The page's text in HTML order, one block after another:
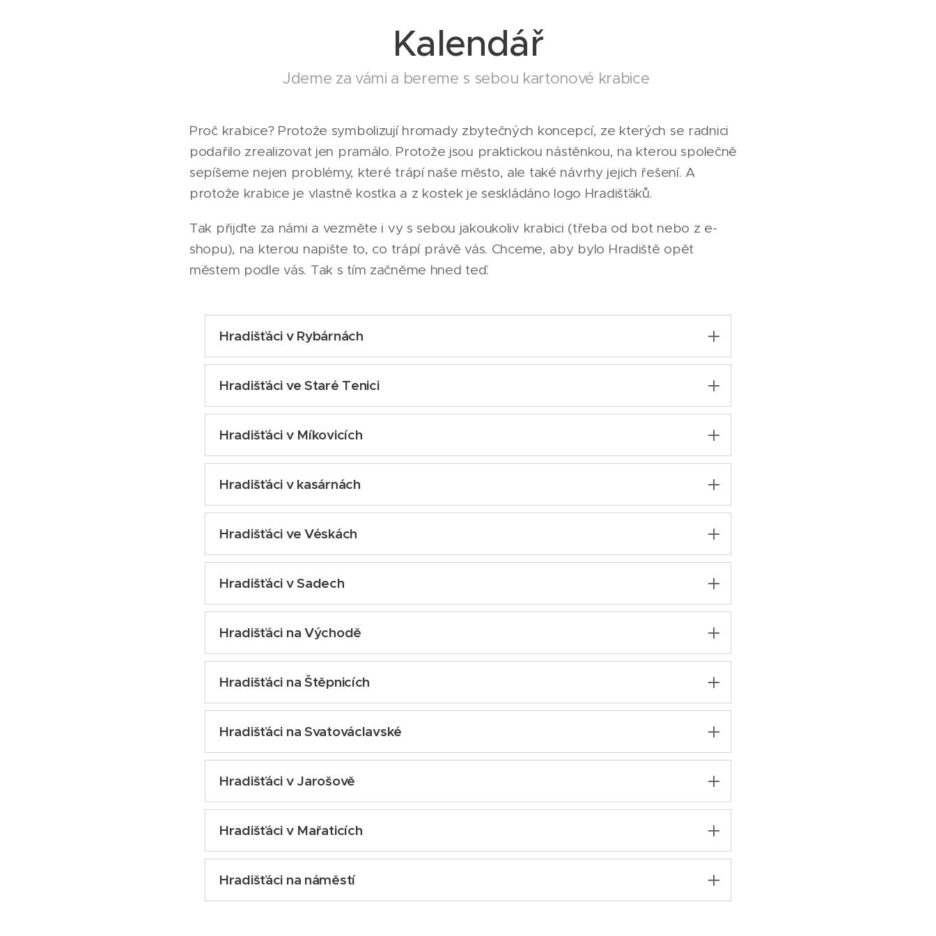
Kalendář
Jdeme za vámi a bereme s sebou kartonové krabice
Proč krabice? Protože symbolizují hromady zbytečných koncepcí, ze kterých se radnici
podařilo zrealizovat jen pramálo. Protože jsou praktickou nástěnkou, na kterou společně
sepíšeme nejen problémy, které trápí naše město, ale také návrhy jejich řešení. A
protože krabice je vlastně kostka a z kostek je seskládáno logo Hradišťáků.
Tak přijďte za námi a vezměte i vy s sebou jakoukoliv krabici (třeba od bot nebo z e-
shopu), na kterou napište to, co trápí právě vás. Chceme, aby bylo Hradiště opět
městem podle vás. Tak s tím začněme hned teď.
Hradišťáci v Rybárnách
úterý 30. srpna 2022 od 15 do 17 hodin
Hradišťáci ve Staré Tenici
středa 30. srpna 2022 od 15 do 17 hod.
Hradišťáci v Míkovicích
čtvrtek 1. září 2022 od 15 do 17 hod.
Hradišťáci v kasárnách
úterý 6. září 2022 od 15 do 17 hod.
Hradišťáci ve Véskách
středa 7. září 2022 od 15 do 17 hod.
Hradišťáci v Sadech
úterý 13. září 2022 od 15 do 17 hod.
Hradišťáci na Východě
středa 14. září 2022 od 15 do 17 hod.
Hradišťáci na Štěpnicích
čtvrtek 15 září 2022 od 15 do 17 hod.
Hradišťáci na Svatováclavské
pondělí 19. září 2022 od 15 do 17 hod.
Hradišťáci v Jarošově
úterý 20. září 2022 od 15 do 17 hod.
Hradišťáci v Mařaticích
středa 21. září 2022 od 15 do 17 hod.
Hradišťáci na náměstí